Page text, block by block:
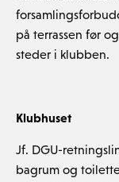
på terrassen før
steder i klubben.
Klubhuset
Jf. DGU-
bagrum og